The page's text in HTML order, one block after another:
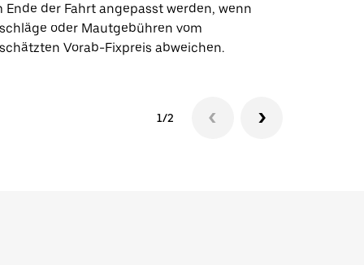
Ende der Fahrt angepasst werden, wenn
oder Mautgebühren vom
Vorab-Fixpreis abweichen.
1/2